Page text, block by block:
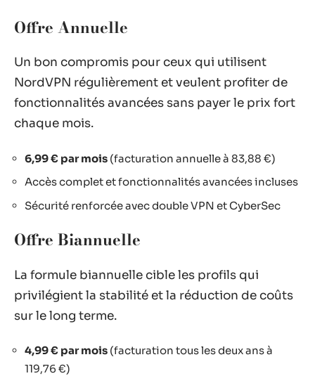
Offre Annuelle
Un bon compromis pour ceux qui utilisent
NordVPN régulièrement et veulent profiter de
fonctionnalités avancées sans payer le prix fort
chaque mois.
6,99 € par mois (facturation annuelle à 83,88 €)
Accès complet et fonctionnalités avancées incluses
Sécurité renforcée avec double VPN et CyberSec
Offre Biannuelle
La formule biannuelle cible les profils qui
privilégient la stabilité et la réduction de coûts
sur le long terme.
4,99 € par mois (facturation tous les deux ans à
119,76 €)